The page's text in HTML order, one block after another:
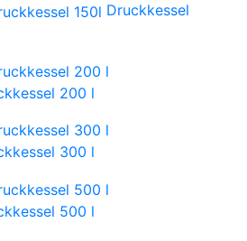
Druckkessel
200 l
300 l
500 l